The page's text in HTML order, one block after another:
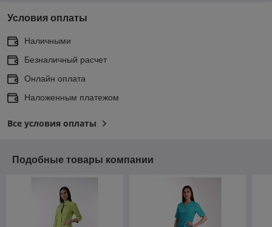
Условия оплаты
Наличными
Безналичный расчет
Онлайн оплата
Наложенным платежом
Все условия оплаты
Подобные товары компании